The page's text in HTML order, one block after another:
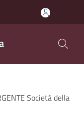
Società della